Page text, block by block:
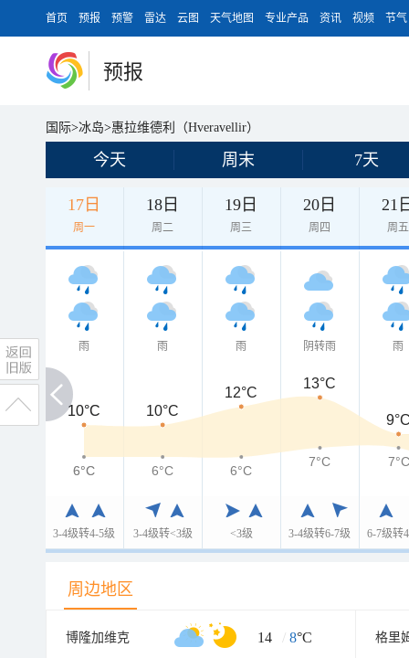
首页 预报 预警 雷达 云图 天气地图 专业产品 资讯 视频 节气
预报
国际>冰岛>惠拉维德利（Hveravellir）
今天 周末 7天
17日
周一
18日
周二
19日
周三
20日
周四
21
周五
雨
3-4级转4-5级
雨
3-4级转<3级
雨
<3级
阴转雨
3-4级转6-7级
雨
6-7级转
10°C
10°C 10°C
12°C
13°C
6°C
6°C 6°C 6°C
7°C 7°C
周边地区
博隆加维克 14 / 8°C 格里